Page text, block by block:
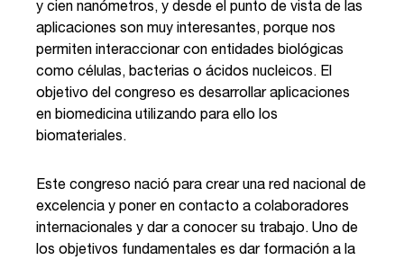
y cien nanómetros, y desde el punto de vista de las
aplicaciones son muy interesantes, porque nos
permiten interaccionar con entidades biológicas
como células, bacterias o ácidos nucleicos. El
objetivo del congreso es desarrollar aplicaciones
en biomedicina utilizando para ello los
biomateriales.
Este congreso nació para crear una red nacional de
excelencia y poner en contacto a colaboradores
internacionales y dar a conocer su trabajo. Uno de
los objetivos fundamentales es dar formación a la